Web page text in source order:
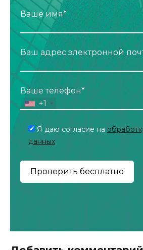
Ваше имя*
Ваш адрес электронной
Ваше телефон*
+1
Я даю согласие на
данных